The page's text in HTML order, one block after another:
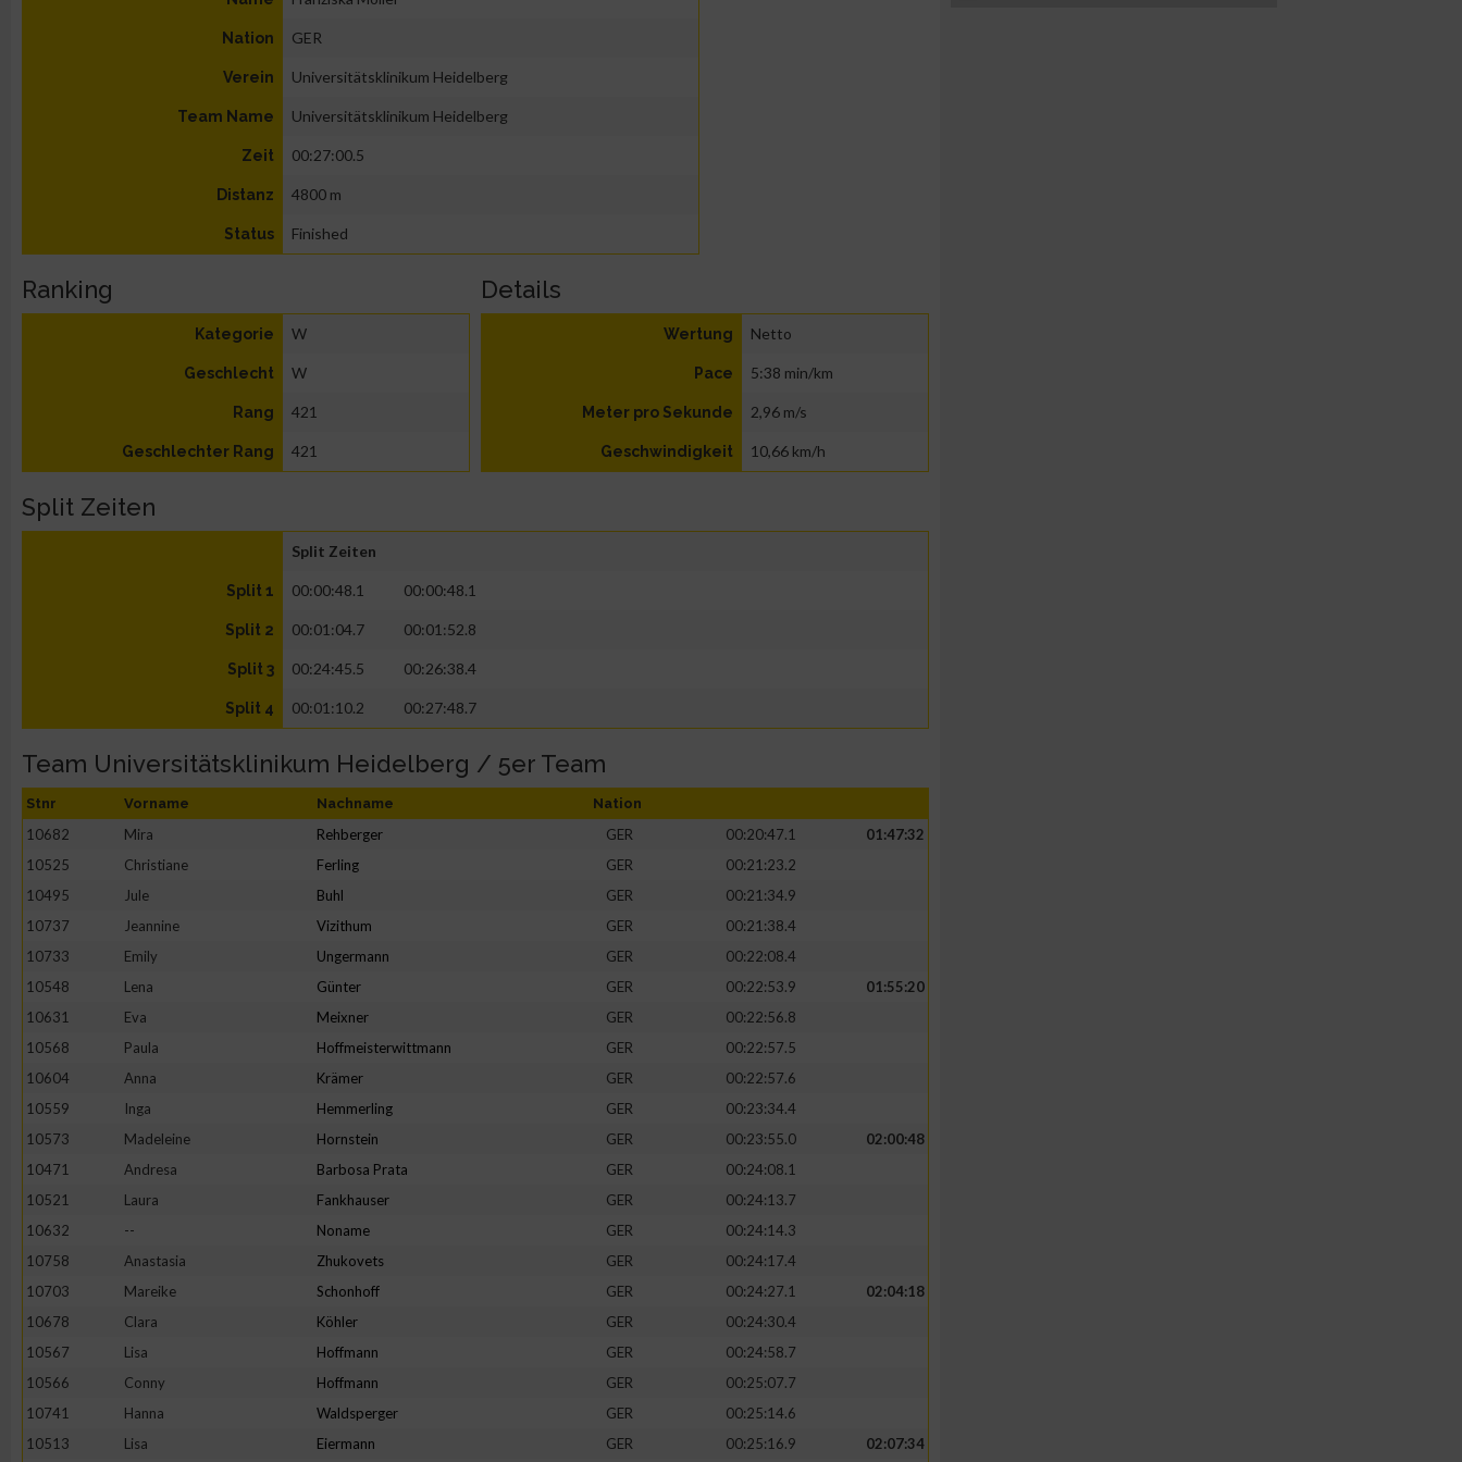
Nation GER
Verein Universitätsklinikum Heidelberg
Team Name Universitätsklinikum Heidelberg
Zeit 00:27:00.5
Distanz 4800 m
Status Finished
Ranking
Kategorie W
Geschlecht W
Rang 421
Geschlechter Rang 421
Details
Wertung Netto
Pace 5:38 min/km
Meter pro Sekunde 2,96 m/s
Geschwindigkeit 10,66 km/h
Split Zeiten
Split Zeiten
Split 1 00:00:48.1 00:00:48.1
Split 2 00:01:04.7 00:01:52.8
Split 3 00:24:45.5 00:26:38.4
Split 4 00:01:10.2 00:27:48.7
Team Universitätsklinikum Heidelberg / 5er Team
Stnr Vorname Nachname Nation
10682 Mira Rehberger GER 00:20:47.1
01:47:32
10525
Christiane Ferling GER
00:21:23.2
10495
Jule Buhl GER
00:21:34.9
10737
Jeannine Vizithum GER
00:21:38.4
10733
Emily Ungermann GER
00:22:08.4
10548
Lena Günter GER 00:22:53.9
01:55:20
10631
Eva Meixner GER
00:22:56.8
10568
Paula Hoffmeisterwittmann GER
00:22:57.5
10604
Anna Krämer GER
00:22:57.6
10559
Inga Hemmerling GER
00:23:34.4
10573
Madeleine Hornstein GER 00:23:55.0
02:00:48
10471
Andresa Barbosa Prata GER
00:24:08.1
10521
Laura Fankhauser GER
00:24:13.7
10632
-- Noname GER
00:24:14.3
10758
Anastasia Zhukovets GER
00:24:17.4
10703
Mareike Schonhoff GER 00:24:27.1
02:04:18
10678
Clara Köhler GER
00:24:30.4
10567
Lisa Hoffmann GER
00:24:58.7
10566
Conny Hoffmann GER
00:25:07.7
10741
Hanna Waldsperger GER
00:25:14.6
10513
Lisa Eiermann GER 00:25:16.9
02:07:34